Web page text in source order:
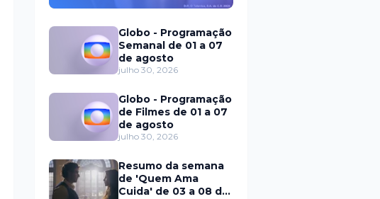
Globo - Programação
Semanal de 01 a 07
de agosto
julho 30, 2026
Globo - Programação
de Filmes de 01 a 07
de agosto
julho 30, 2026
Resumo da semana
de 'Quem Ama
Cuida' de 03 a 08 de